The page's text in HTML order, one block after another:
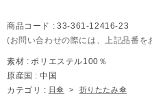
商品コード : 33-361-12416-23
(お問い合わせの際には、上記品番を
素材 : ポリエステル100％
原産国 : 中国
カテゴリ : 日傘 > 折りたたみ傘